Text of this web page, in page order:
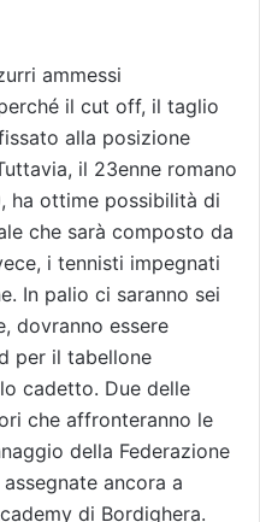
ammessi
il cut off, il taglio
alla posizione
il 23enne romano
ha ottime possibilità di
che sarà composto da
i tennisti impegnati
In palio ci saranno sei
dovranno essere
per il tabellone
cadetto. Due delle
che affronteranno le
della Federazione
ancora a
di Bordighera.